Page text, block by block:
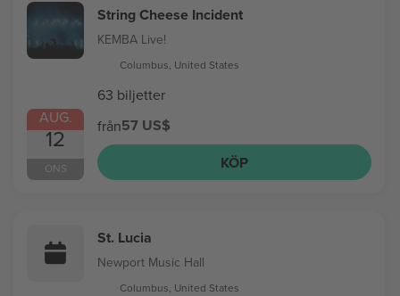
AUG.
12
ONS
String Cheese Incident
KEMBA Live!
Columbus, United States
63 biljetter
från57 US$
KÖP
St. Lucia
Newport Music Hall
Columbus, United States